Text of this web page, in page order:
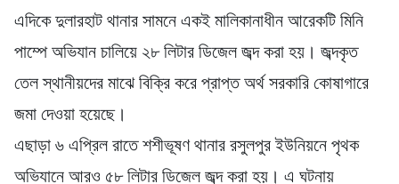
এদিকে দুলারহাট থানার সামনে একই মালিকানাধীন আরেকটি মিনি
পাম্পে অভিযান চালিয়ে ২৮ লিটার ডিজেল জব্দ করা হয়। জব্দকৃত
তেল স্থানীয়দের মাঝে বিক্রি করে প্রাপ্ত অর্থ সরকারি কোষাগারে
জমা দেওয়া হয়েছে।
এছাড়া ৬ এপ্রিল রাতে শশীভূষণ থানার রসুলপুর ইউনিয়নে পৃথক
অভিযানে আরও ৫৮ লিটার ডিজেল জব্দ করা হয়। এ ঘটনায়